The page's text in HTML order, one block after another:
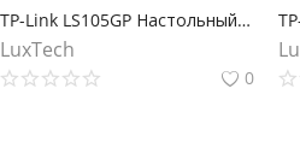
TP-Link LS105GP Настольный коммутатор с 5 гигабитными портами (4 порта PoE+)
LuxTech
0